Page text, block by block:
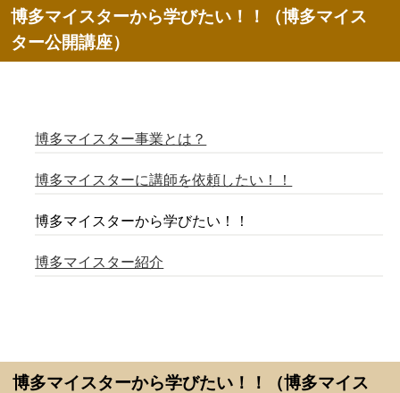
博多マイスターから学びたい！！（博多マイス
ター公開講座）
博多マイスター事業とは？
博多マイスターに講師を依頼したい！！
博多マイスターから学びたい！！
博多マイスター紹介
博多マイスターから学びたい！！（博多マイス